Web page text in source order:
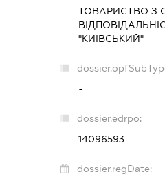
ТОВАРИСТВО
"КИЇВСЬКИЙ"
-
dossier.edrpo:
14096593
dossier.regDate: